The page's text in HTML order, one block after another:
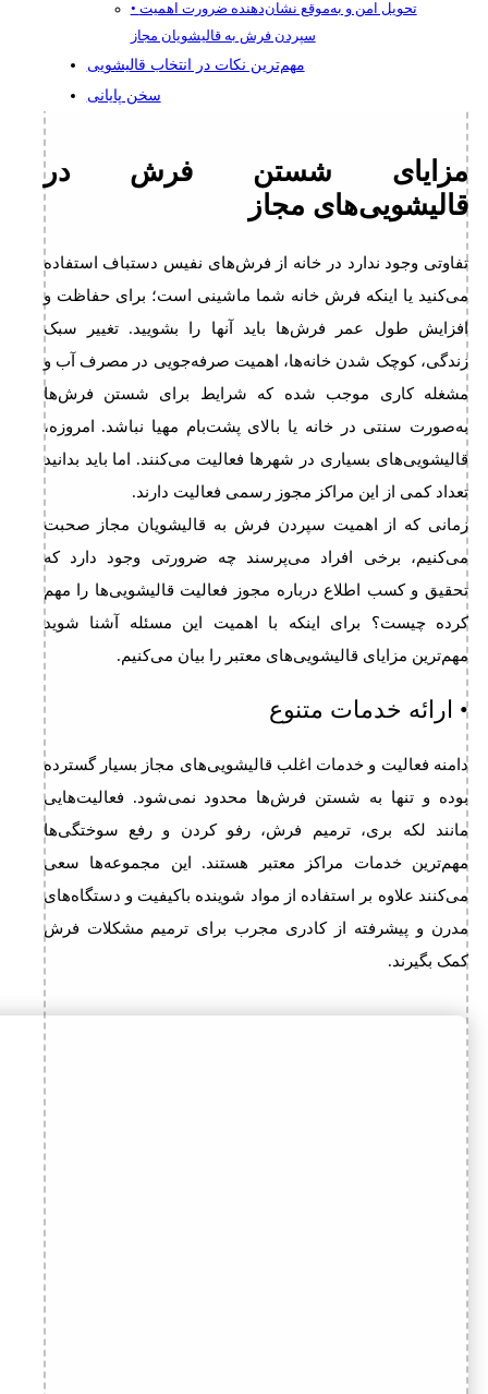
• تحویل امن و به‌موقع نشان‌دهنده ضرورت اهمیت
سپردن فرش به قالیشویان مجاز
مهم‌ترین نکات در انتخاب قالیشویی
سخن پایانی
مزایای شستن فرش در
قالیشویی‌های مجاز
تفاوتی وجود ندارد در خانه از فرش‌های نفیس دستباف استفاده
می‌کنید یا اینکه فرش خانه شما ماشینی است؛ برای حفاظت و
افزایش طول عمر فرش‌ها باید آنها را بشویید. تغییر سبک
زندگی، کوچک شدن خانه‌ها، اهمیت صرفه‌جویی در مصرف آب و
مشغله کاری موجب شده که شرایط برای شستن فرش‌ها
به‌صورت سنتی در خانه یا بالای پشت‌بام مهیا نباشد. امروزه،
قالیشویی‌های بسیاری در شهرها فعالیت می‌کنند. اما باید بدانید
تعداد کمی از این مراکز مجوز رسمی فعالیت دارند.
زمانی که از اهمیت سپردن فرش به قالیشویان مجاز صحبت
می‌کنیم، برخی افراد می‌پرسند چه ضرورتی وجود دارد که
تحقیق و کسب اطلاع درباره مجوز فعالیت قالیشویی‌ها را مهم
کرده چیست؟ برای اینکه با اهمیت این مسئله آشنا شوید
مهم‌ترین مزایای قالیشویی‌های معتبر را بیان می‌کنیم.
• ارائه خدمات متنوع
دامنه فعالیت و خدمات اغلب قالیشویی‌های مجاز بسیار گسترده
بوده و تنها به شستن فرش‌ها محدود نمی‌شود. فعالیت‌هایی
مانند لکه بری، ترمیم فرش، رفو کردن و رفع سوختگی‌ها
مهم‌ترین خدمات مراکز معتبر هستند. این مجموعه‌ها سعی
می‌کنند علاوه بر استفاده از مواد شوینده باکیفیت و دستگاه‌های
مدرن و پیشرفته از کادری مجرب برای ترمیم مشکلات فرش
کمک بگیرند.